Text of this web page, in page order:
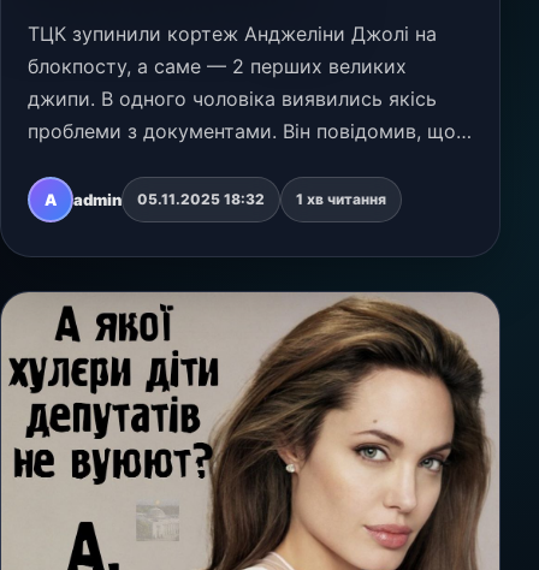
ТЦК зупинили кортеж Анджеліни Джолі на
блокпосту, а саме — 2 перших великих
джипи. В одного чоловіка виявились якісь
проблеми з документами. Він повідомив, що
що йому відповіли «Нам все одно, кого ти
везеш. Немає докумен…
A admin 05.11.2025 18:32 1 хв читання